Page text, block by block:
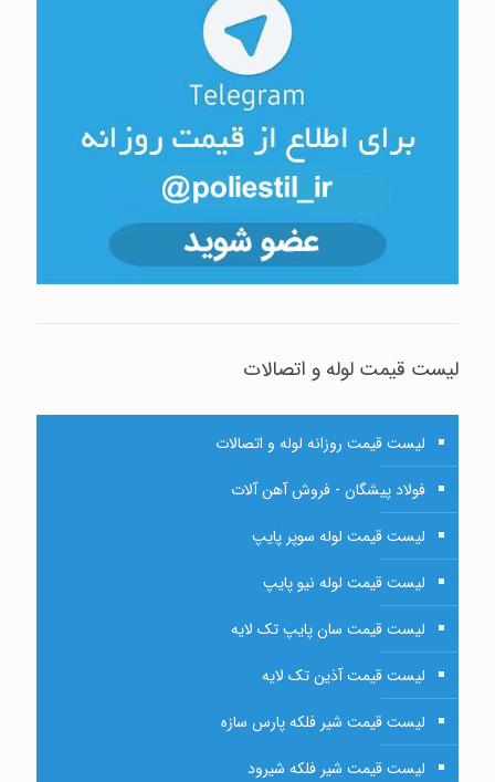
لیست قیمت لوله و اتصالات
لیست قیمت روزانه لوله و اتصالات
فولاد پیشگان - فروش آهن آلات
لیست قیمت لوله سوپر پایپ
لیست قیمت لوله نیو پایپ
لیست قیمت سان پایپ تک لایه
لیست قیمت آذین تک لایه
لیست قیمت شیر فلکه پارس سازه
لیست قیمت شیر فلکه شیرود